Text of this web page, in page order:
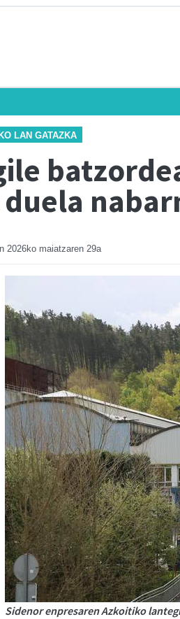
LAN GATAZKA
2026ko maiatzaren 29a
Sidenor enpresaren Azkoitiko